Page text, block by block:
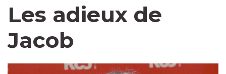
Les adieux de
Jacob